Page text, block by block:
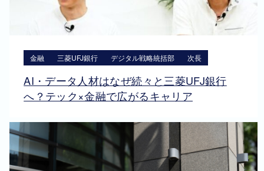
金融 三菱UFJ銀行 デジタル戦略統括部 次長
AI・データ人材はなぜ続々と三菱UFJ銀行
へ？テック×金融で広がるキャリア